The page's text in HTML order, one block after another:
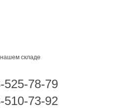
нашем складе
525-78-79
510-73-92